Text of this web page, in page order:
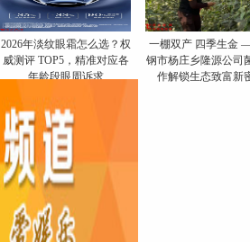
​2026年淡纹眼霜怎么选？权
威测评 TOP5，精准对应各
年龄段眼周诉求
一棚双产 四季生金
钢市杨庄乡隆源公司
作解锁生态致富新